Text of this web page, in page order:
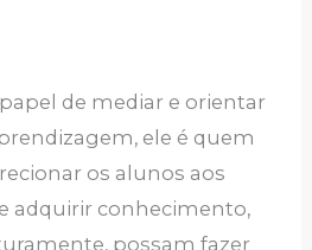
de mediar e orientar
ele é quem
os alunos aos
adquirir conhecimento,
possam fazer